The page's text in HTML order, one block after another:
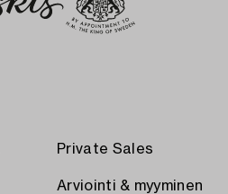
Private Sales
Arviointi & myyminen